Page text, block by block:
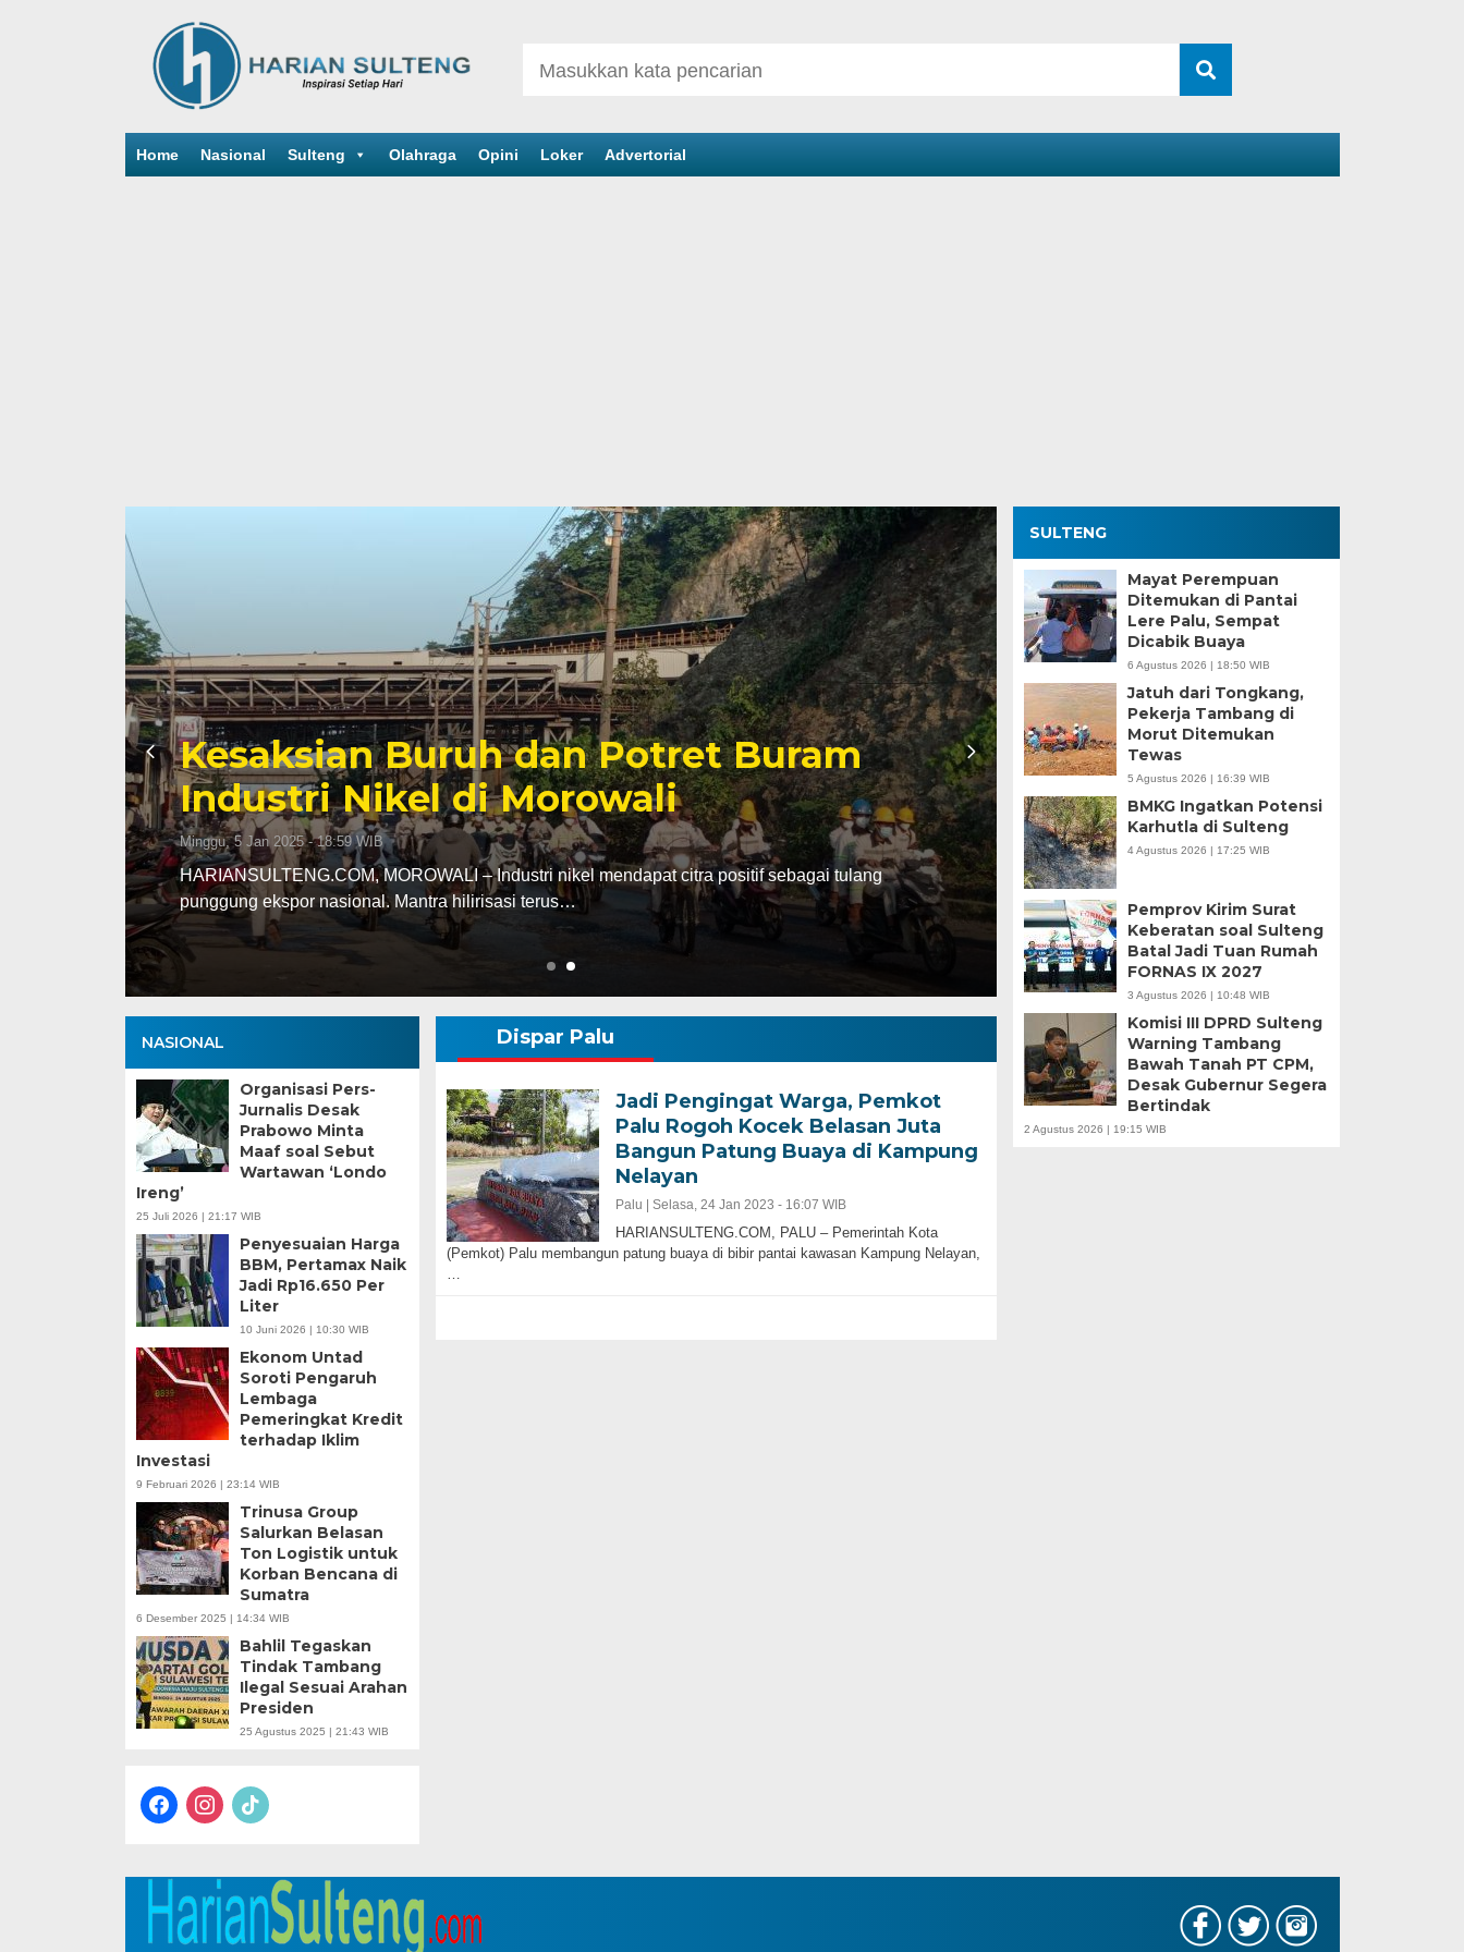
Home Nasional Sulteng Olahraga Opini Loker Advertorial
Sengketa Perizinan Tambang yang
Mengiringi Karier Politik Anwar Hafid
Selasa, 13 Jan 2026 - 16:30 WIB
HARIANSULTENG.COM, PALU – Transisi jabatan dari bupati Morowali ke kursi gubernur
Sulawesi Tengah (Sulteng) nyatanya tak…
NASIONAL
Organisasi Pers-
Jurnalis Desak
Prabowo Minta
Maaf soal Sebut
Wartawan ‘Londo
Ireng’
25 Juli 2026 | 21:17 WIB
Penyesuaian Harga
BBM, Pertamax Naik
Jadi Rp16.650 Per
Liter
10 Juni 2026 | 10:30 WIB
Ekonom Untad
Soroti Pengaruh
Lembaga
Pemeringkat Kredit
terhadap Iklim
Investasi
9 Februari 2026 | 23:14 WIB
Trinusa Group
Salurkan Belasan
Ton Logistik untuk
Korban Bencana di
Sumatra
6 Desember 2025 | 14:34 WIB
Bahlil Tegaskan
Tindak Tambang
Ilegal Sesuai Arahan
Presiden
25 Agustus 2025 | 21:43 WIB
facebookinstagram
tiktok
Dispar Palu
Jadi Pengingat Warga, Pemkot
Palu Rogoh Kocek Belasan Juta
Bangun Patung Buaya di Kampung
Nelayan
Palu | Selasa, 24 Jan 2023 - 16:07 WIB
HARIANSULTENG.COM, PALU – Pemerintah Kota
(Pemkot) Palu membangun patung buaya di bibir pantai kawasan Kampung Nelayan,
…
SULTENG
Mayat Perempuan
Ditemukan di Pantai
Lere Palu, Sempat
Dicabik Buaya
6 Agustus 2026 | 18:50 WIB
Jatuh dari Tongkang,
Pekerja Tambang di
Morut Ditemukan
Tewas
5 Agustus 2026 | 16:39 WIB
BMKG Ingatkan Potensi
Karhutla di Sulteng
4 Agustus 2026 | 17:25 WIB
Pemprov Kirim Surat
Keberatan soal Sulteng
Batal Jadi Tuan Rumah
FORNAS IX 2027
3 Agustus 2026 | 10:48 WIB
Komisi III DPRD Sulteng
Warning Tambang
Bawah Tanah PT CPM,
Desak Gubernur Segera
Bertindak
2 Agustus 2026 | 19:15 WIB